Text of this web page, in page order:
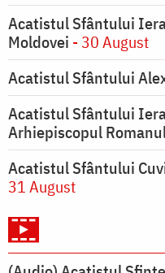
Acatistul Sfântului
Moldovei - 30 August
Acatistul Sfântului
Acatistul Sfântului
Arhiepiscopul
Acatistul Sfântului
31 August